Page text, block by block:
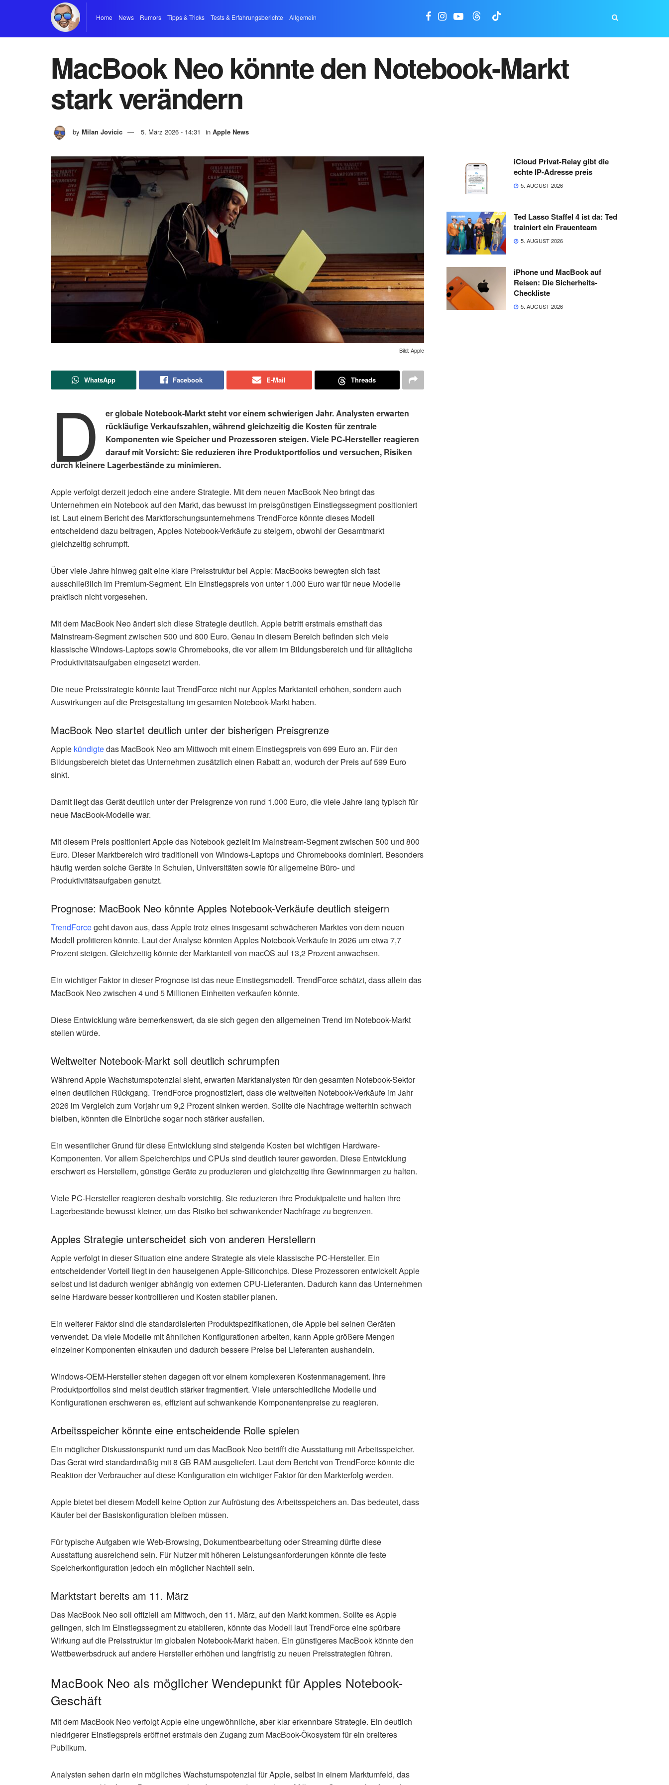
Home News Rumors Tipps & Tricks Tests & Erfahrungsberichte Allgemein
MacBook Neo könnte den Notebook-Markt
stark verändern
by Milan Jovicic 5. März 2026 - 14:31 in Apple News
Bild: Apple
WhatsApp Facebook E-Mail Threads
D
er globale Notebook-Markt steht vor einem schwierigen Jahr. Analysten erwarten
rückläufige Verkaufszahlen, während gleichzeitig die Kosten für zentrale
Komponenten wie Speicher und Prozessoren steigen. Viele PC-Hersteller reagieren
darauf mit Vorsicht: Sie reduzieren ihre Produktportfolios und versuchen, Risiken
durch kleinere Lagerbestände zu minimieren.
Apple verfolgt derzeit jedoch eine andere Strategie. Mit dem neuen MacBook Neo bringt das
Unternehmen ein Notebook auf den Markt, das bewusst im preisgünstigen Einstiegssegment positioniert
ist. Laut einem Bericht des Marktforschungsunternehmens TrendForce könnte dieses Modell
entscheidend dazu beitragen, Apples Notebook-Verkäufe zu steigern, obwohl der Gesamtmarkt
gleichzeitig schrumpft.
Über viele Jahre hinweg galt eine klare Preisstruktur bei Apple: MacBooks bewegten sich fast
ausschließlich im Premium-Segment. Ein Einstiegspreis von unter 1.000 Euro war für neue Modelle
praktisch nicht vorgesehen.
Mit dem MacBook Neo ändert sich diese Strategie deutlich. Apple betritt erstmals ernsthaft das
Mainstream-Segment zwischen 500 und 800 Euro. Genau in diesem Bereich befinden sich viele
klassische Windows-Laptops sowie Chromebooks, die vor allem im Bildungsbereich und für alltägliche
Produktivitätsaufgaben eingesetzt werden.
Die neue Preisstrategie könnte laut TrendForce nicht nur Apples Marktanteil erhöhen, sondern auch
Auswirkungen auf die Preisgestaltung im gesamten Notebook-Markt haben.
MacBook Neo startet deutlich unter der bisherigen Preisgrenze
Apple kündigtedas MacBook Neo am Mittwoch mit einem Einstiegspreis von 699 Euro an. Für den
Bildungsbereich bietet das Unternehmen zusätzlich einen Rabatt an, wodurch der Preis auf 599 Euro
sinkt.
Damit liegt das Gerät deutlich unter der Preisgrenze von rund 1.000 Euro, die viele Jahre lang typisch für
neue MacBook-Modelle war.
Mit diesem Preis positioniert Apple das Notebook gezielt im Mainstream-Segment zwischen 500 und 800
Euro. Dieser Marktbereich wird traditionell von Windows-Laptops und Chromebooks dominiert. Besonders
häufig werden solche Geräte in Schulen, Universitäten sowie für allgemeine Büro- und
Produktivitätsaufgaben genutzt.
Prognose: MacBook Neo könnte Apples Notebook-Verkäufe deutlich steigern
TrendForcegeht davon aus, dass Apple trotz eines insgesamt schwächeren Marktes von dem neuen
Modell profitieren könnte. Laut der Analyse könnten Apples Notebook-Verkäufe in 2026 um etwa 7,7
Prozent steigen. Gleichzeitig könnte der Marktanteil von macOS auf 13,2 Prozent anwachsen.
Ein wichtiger Faktor in dieser Prognose ist das neue Einstiegsmodell. TrendForce schätzt, dass allein das
MacBook Neo zwischen 4 und 5 Millionen Einheiten verkaufen könnte.
Diese Entwicklung wäre bemerkenswert, da sie sich gegen den allgemeinen Trend im Notebook-Markt
stellen würde.
Weltweiter Notebook-Markt soll deutlich schrumpfen
Während Apple Wachstumspotenzial sieht, erwarten Marktanalysten für den gesamten Notebook-Sektor
einen deutlichen Rückgang. TrendForce prognostiziert, dass die weltweiten Notebook-Verkäufe im Jahr
2026 im Vergleich zum Vorjahr um 9,2 Prozent sinken werden. Sollte die Nachfrage weiterhin schwach
bleiben, könnten die Einbrüche sogar noch stärker ausfallen.
Ein wesentlicher Grund für diese Entwicklung sind steigende Kosten bei wichtigen Hardware-
Komponenten. Vor allem Speicherchips und CPUs sind deutlich teurer geworden. Diese Entwicklung
erschwert es Herstellern, günstige Geräte zu produzieren und gleichzeitig ihre Gewinnmargen zu halten.
Viele PC-Hersteller reagieren deshalb vorsichtig. Sie reduzieren ihre Produktpalette und halten ihre
Lagerbestände bewusst kleiner, um das Risiko bei schwankender Nachfrage zu begrenzen.
Apples Strategie unterscheidet sich von anderen Herstellern
Apple verfolgt in dieser Situation eine andere Strategie als viele klassische PC-Hersteller. Ein
entscheidender Vorteil liegt in den hauseigenen Apple-Siliconchips. Diese Prozessoren entwickelt Apple
selbst und ist dadurch weniger abhängig von externen CPU-Lieferanten. Dadurch kann das Unternehmen
seine Hardware besser kontrollieren und Kosten stabiler planen.
Ein weiterer Faktor sind die standardisierten Produktspezifikationen, die Apple bei seinen Geräten
verwendet. Da viele Modelle mit ähnlichen Konfigurationen arbeiten, kann Apple größere Mengen
einzelner Komponenten einkaufen und dadurch bessere Preise bei Lieferanten aushandeln.
Windows-OEM-Hersteller stehen dagegen oft vor einem komplexeren Kostenmanagement. Ihre
Produktportfolios sind meist deutlich stärker fragmentiert. Viele unterschiedliche Modelle und
Konfigurationen erschweren es, effizient auf schwankende Komponentenpreise zu reagieren.
Arbeitsspeicher könnte eine entscheidende Rolle spielen
Ein möglicher Diskussionspunkt rund um das MacBook Neo betrifft die Ausstattung mit Arbeitsspeicher.
Das Gerät wird standardmäßig mit 8 GB RAM ausgeliefert. Laut dem Bericht von TrendForce könnte die
Reaktion der Verbraucher auf diese Konfiguration ein wichtiger Faktor für den Markterfolg werden.
Apple bietet bei diesem Modell keine Option zur Aufrüstung des Arbeitsspeichers an. Das bedeutet, dass
Käufer bei der Basiskonfiguration bleiben müssen.
Für typische Aufgaben wie Web-Browsing, Dokumentbearbeitung oder Streaming dürfte diese
Ausstattung ausreichend sein. Für Nutzer mit höheren Leistungsanforderungen könnte die feste
Speicherkonfiguration jedoch ein möglicher Nachteil sein.
Marktstart bereits am 11. März
Das MacBook Neo soll offiziell am Mittwoch, den 11. März, auf den Markt kommen. Sollte es Apple
gelingen, sich im Einstiegssegment zu etablieren, könnte das Modell laut TrendForce eine spürbare
Wirkung auf die Preisstruktur im globalen Notebook-Markt haben. Ein günstigeres MacBook könnte den
Wettbewerbsdruck auf andere Hersteller erhöhen und langfristig zu neuen Preisstrategien führen.
MacBook Neo als möglicher Wendepunkt für Apples Notebook-
Geschäft
Mit dem MacBook Neo verfolgt Apple eine ungewöhnliche, aber klar erkennbare Strategie. Ein deutlich
niedrigerer Einstiegspreis eröffnet erstmals den Zugang zum MacBook-Ökosystem für ein breiteres
Publikum.
Analysten sehen darin ein mögliches Wachstumspotenzial für Apple, selbst in einem Marktumfeld, das
iCloud Privat-Relay gibt die
echte IP-Adresse preis
5. AUGUST 2026
Ted Lasso Staffel 4 ist da: Ted
trainiert ein Frauenteam
5. AUGUST 2026
iPhone und MacBook auf
Reisen: Die Sicherheits-
Checkliste
5. AUGUST 2026